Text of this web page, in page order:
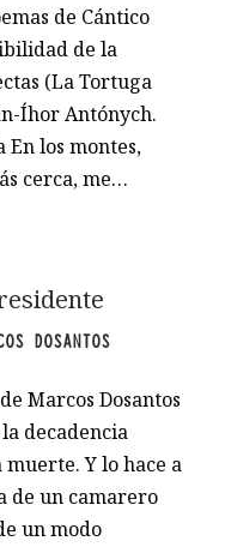
de Cántico
de la
(La Tortuga
Íhor Antónych.
los montes,
cerca, me…
DOSANTOS
Marcos Dosantos
decadencia
Y lo hace a
de un camarero
un modo